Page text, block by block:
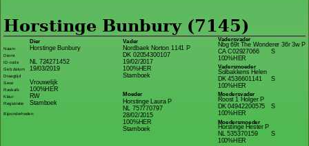
Horstinge Bunbury (7145)
Naam
Diernr
ID-code
Geb.datum
Draagtijd
Sexe
Rasbalk
Kleur
Registratie
Bijzonderheden:
Horstinge Bunbury
19/03/2019
Vrouwelijk
RW
100%HER
Stamboek
Dier Vader
19/02/2017
Stamboek
Vadersvader
Vadersmoeder
Moedersvader
Moedersmoeder
Horstinge Hester P
NL 535370159
DK 02054300107
Nordbaek Norton 1141 P
Moeder
Horstinge Laura P
NL 757770797
28/02/2015
100%HER
Stamboek
NL 724271452
100%HER
100%HER
100%HER
Nbg 69t The Wonderer 36r 3w P
Solbakkens Helen
Roost 1 Holger P
100%HER
100%HER
DK 04942200575
CA C02927066
DK 4536601141
S
S
S
S